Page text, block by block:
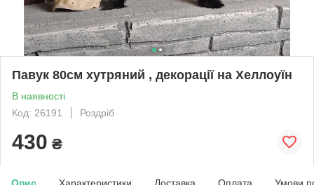
Павук 80см хутряний , декорації на Хеллоуїн
В наявності
Код: 26191
Роздріб
430 ₴
Опис Характеристики Доставка Оплата Умови